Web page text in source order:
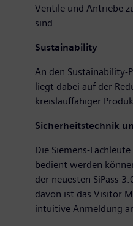
Ventile und Antriebe
sind.
Sustainability
An den Sustainability-
liegt dabei auf der
kreislauffähiger
Sicherheitstechnik
Die Siemens-
bedient werden
der neuesten SiPass
davon ist das Visitor
intuitive Anmeldung